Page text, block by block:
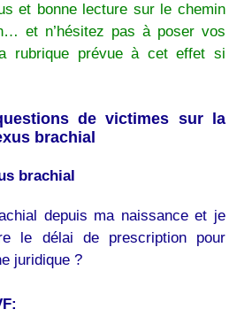
et bonne lecture sur le chemin
et n’hésitez pas à poser vos
rubrique prévue à cet effet si
de victimes sur la
brachial
brachial
depuis ma naissance et je
le délai de prescription pour
juridique ?